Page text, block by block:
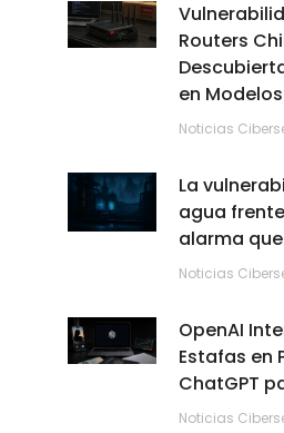
Routers
en
Noticias
La
agua
alarma
Noticias
OpenAI
Estafas en
ChatGPT
Noticias